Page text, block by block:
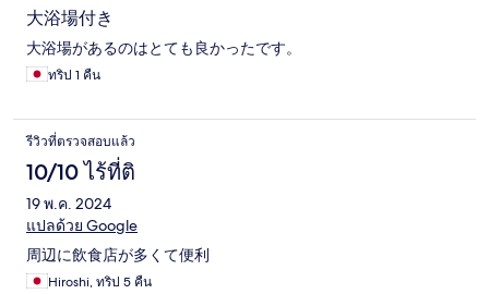
大浴場付き
大浴場があるのはとても良かったです。
ทริป 1 คืน
รีวิวที่ตรวจสอบแล้ว
10/10 ไร้ที่ติ
19 พ.ค. 2024
แปลด้วย Google
周辺に飲食店が多くて便利
Hiroshi, ทริป 5 คืน